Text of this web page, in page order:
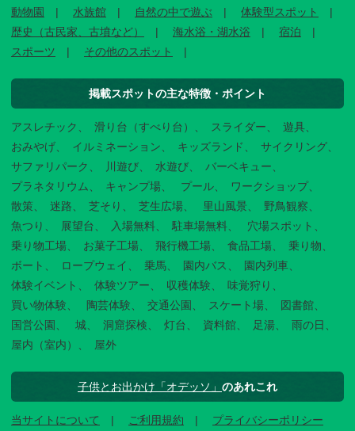
動物園
水族館 自然の中で遊ぶ
体験型スポット
歴史（古民家、古墳など）
海水浴・湖水浴
宿泊
スポーツ
その他のスポット
掲載スポットの主な特徴・ポイント
アスレチック 滑り台（すべり台） スライダー
遊具
おみやげ
イルミネーション キッズランド
サイクリング
サファリパーク
川遊び 水遊び
バーベキュー
プラネタリウム
キャンプ場 プール
ワークショップ
散策
迷路 芝そり 芝生広場 里山風景
野鳥観察
魚つり
展望台 入場無料 駐車場無料
穴場スポット
乗り物工場
お菓子工場 飛行機工場 食品工場
乗り物
ボート
ロープウェイ 乗馬 園内バス
園内列車
体験イベント
体験ツアー 収穫体験
味覚狩り
買い物体験
陶芸体験 交通公園 スケート場
図書館
国営公園
城 洞窟探検 灯台 資料館 足湯
雨の日
屋内（室内）
屋外
子供とお出かけ「オデッソ」 のあれこれ
当サイトについて ご利用規約 プライバシーポリシー